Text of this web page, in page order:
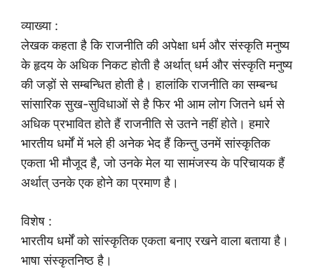
व्याख्या :
लेखक कहता है कि राजनीति की अपेक्षा धर्म और संस्कृति मनुष्य
के हृदय के अधिक निकट होती है अर्थात् धर्म और संस्कृति मनुष्य
की जड़ों से सम्बन्धित होती है। हालांकि राजनीति का सम्बन्ध
सांसारिक सुख-सुविधाओं से है फिर भी आम लोग जितने धर्म से
अधिक प्रभावित होते हैं राजनीति से उतने नहीं होते। हमारे
भारतीय धर्मों में भले ही अनेक भेद हैं किन्तु उनमें सांस्कृतिक
एकता भी मौजूद है, जो उनके मेल या सामंजस्य के परिचायक हैं
अर्थात् उनके एक होने का प्रमाण है।
विशेष :
भारतीय धर्मों को सांस्कृतिक एकता बनाए रखने वाला बताया है।
भाषा संस्कृतनिष्ठ है।